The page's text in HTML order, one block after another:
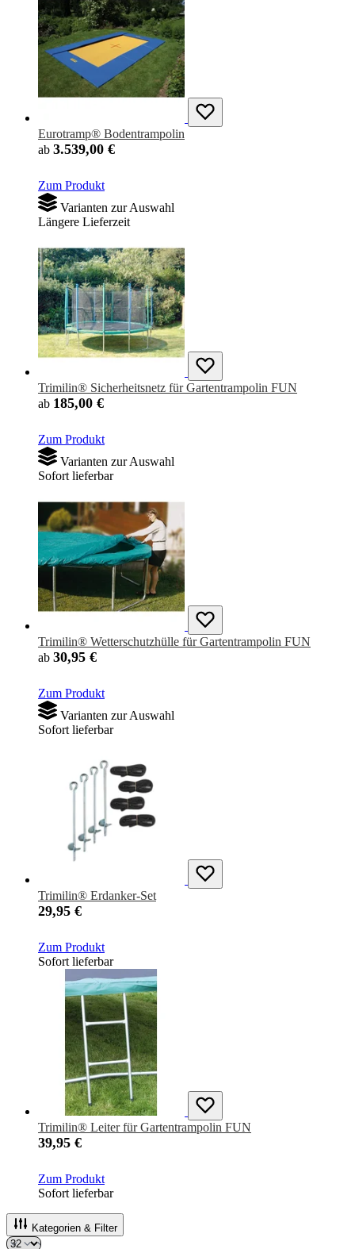
Eurotramp® Bodentrampolin
ab 3.539,00 €
Zum Produkt
Varianten zur Auswahl
Längere Lieferzeit
Trimilin® Sicherheitsnetz für Gartentrampolin FUN
ab 185,00 €
Zum Produkt
Varianten zur Auswahl
Sofort lieferbar
Trimilin® Wetterschutzhülle für Gartentrampolin FUN
ab 30,95 €
Zum Produkt
Varianten zur Auswahl
Sofort lieferbar
Trimilin® Erdanker-Set
29,95 €
Zum Produkt
Sofort lieferbar
Trimilin® Leiter für Gartentrampolin FUN
39,95 €
Zum Produkt
Sofort lieferbar
Kategorien & Filter